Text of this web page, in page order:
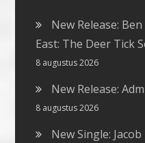
New Release:
East: The Deer Tick
8 augustus 2026
New Release:
8 augustus 2026
New Single: